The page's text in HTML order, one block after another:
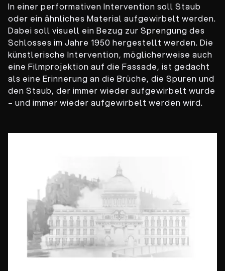
In einer performativen Intervention soll Staub
oder ein ähnliches Material aufgewirbelt werden.
Dabei soll visuell ein Bezug zur Sprengung des
Schlosses im Jahre 1950 hergestellt werden. Die
künstlerische Intervention, möglicherweise auch
eine Filmprojektion auf die Fassade, ist gedacht
als eine Erinnerung an die Brüche, die Spuren und
den Staub, der immer wieder aufgewirbelt wurde
– und immer wieder aufgewirbelt werden wird.